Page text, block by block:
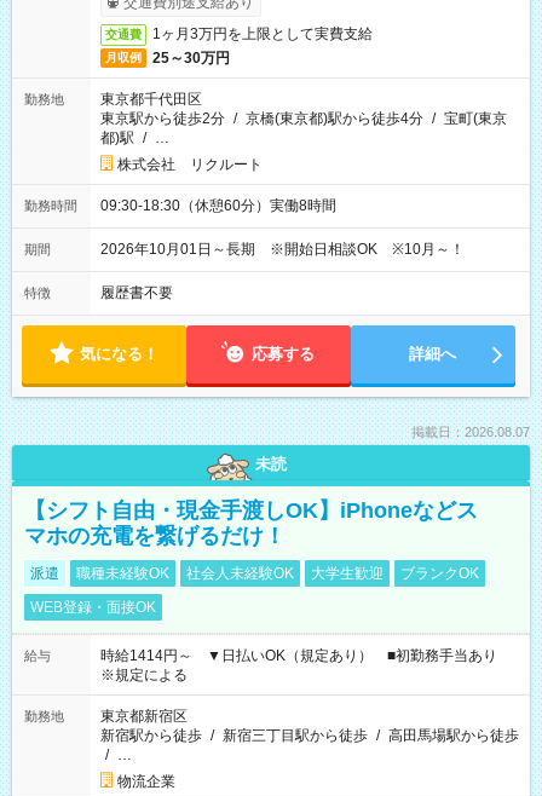
交通費 1ヶ月3万円を上限として実費支給
月収例 25～30万円
勤務地
東京都千代田区
東京駅から徒歩2分 / 京橋(東京都)駅から徒歩4分 / 宝町(東京
都)駅 / …
株式会社 リクルート
勤務時間 09:30-18:30（休憩60分）実働8時間
期間 2026年10月01日～長期 ※開始日相談OK ※10月～！
特徴 履歴書不要
気になる！ 応募する 詳細へ
掲載日：2026.08.07
未読
【シフト自由・現金手渡しOK】iPhoneなどス
マホの充電を繋げるだけ！
派遣 職種未経験OK 社会人未経験OK 大学生歓迎
ブランクOK
WEB登録・面接OK
給与
時給1414円～ ▼日払いOK（規定あり） ■初勤務手当あり
※規定による
勤務地
東京都新宿区
新宿駅から徒歩 / 新宿三丁目駅から徒歩 / 高田馬場駅から徒歩
/ …
物流企業